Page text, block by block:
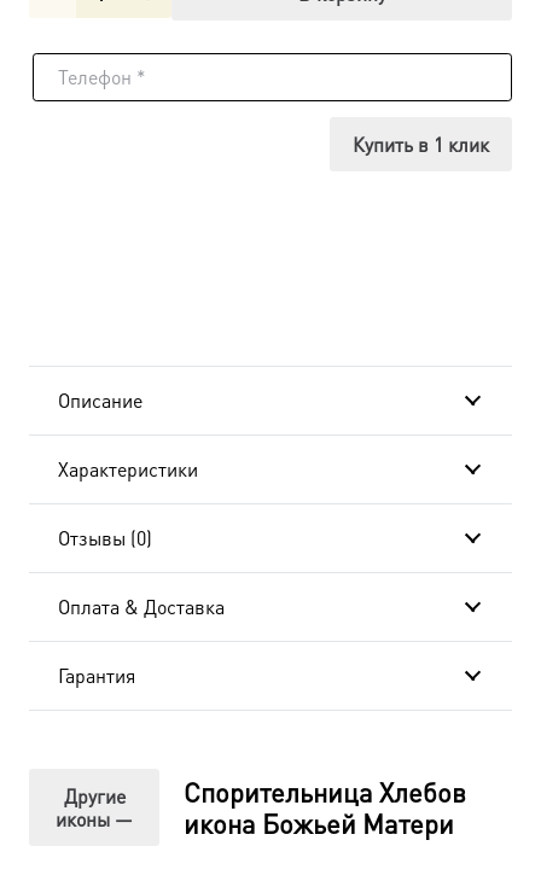
Икона
подарочной
Купить в 1 клик
Описание
Характеристики
Отзывы (0)
Оплата & Доставка
Гарантия
Другие
иконы —
Спорительница Хлебов
икона Божьей Матери